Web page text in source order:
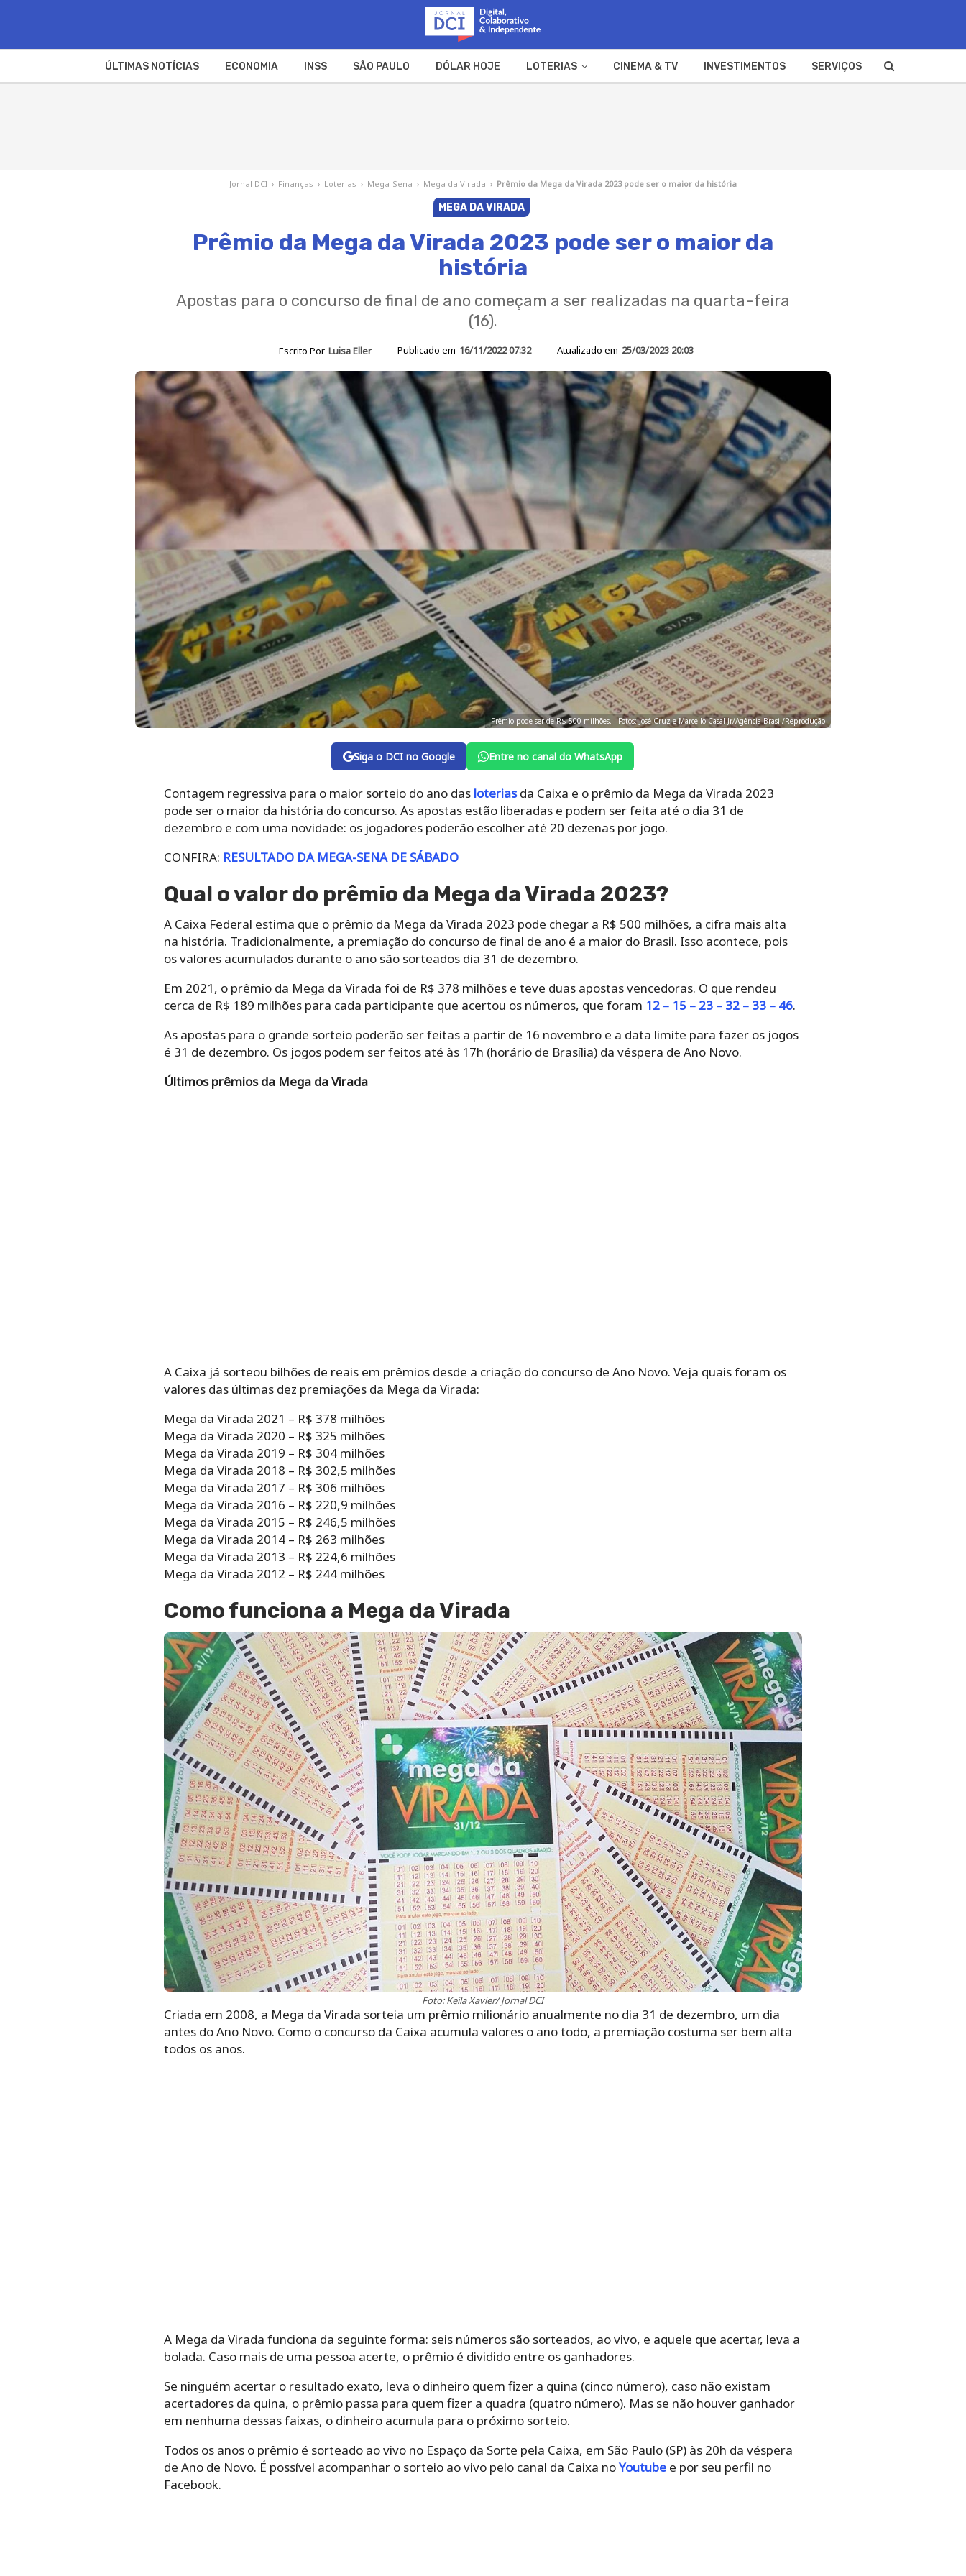
ÚLTIMAS NOTÍCIAS ECONOMIA INSS SÃO PAULO DÓLAR HOJE LOTERIAS CINEMA & TV INVESTIMENTOS SERVIÇOS
Jornal DCI › Finanças › Loterias › Mega-Sena › Mega da Virada › Prêmio da Mega da Virada 2023 pode ser o maior da história
MEGA DA VIRADA
Prêmio da Mega da Virada 2023 pode ser o maior da
história
Apostas para o concurso de final de ano começam a ser realizadas na quarta-feira
(16).
Escrito Por Luisa Eller Publicado em 16/11/2022 07:32 Atualizado em 25/03/2023 20:03
Prêmio pode ser de R$ 500 milhões. - Fotos: José Cruz e Marcello Casal Jr/Agência Brasil/Reprodução
Siga o DCI no Google Entre no canal do WhatsApp
Contagem regressiva para o maior sorteio do ano das loteriasda Caixa e o prêmio da Mega da Virada 2023
pode ser o maior da história do concurso. As apostas estão liberadas e podem ser feita até o dia 31 de
dezembro e com uma novidade: os jogadores poderão escolher até 20 dezenas por jogo.
CONFIRA: RESULTADO DA MEGA-SENA DE SÁBADO
Qual o valor do prêmio da Mega da Virada 2023?
A Caixa Federal estima que o prêmio da Mega da Virada 2023 pode chegar a R$ 500 milhões, a cifra mais alta
na história. Tradicionalmente, a premiação do concurso de final de ano é a maior do Brasil. Isso acontece, pois
os valores acumulados durante o ano são sorteados dia 31 de dezembro.
Em 2021, o prêmio da Mega da Virada foi de R$ 378 milhões e teve duas apostas vencedoras. O que rendeu
cerca de R$ 189 milhões para cada participante que acertou os números, que foram 12 – 15 – 23 – 32 – 33 – 46.
As apostas para o grande sorteio poderão ser feitas a partir de 16 novembro e a data limite para fazer os jogos
é 31 de dezembro. Os jogos podem ser feitos até às 17h (horário de Brasília) da véspera de Ano Novo.
Últimos prêmios da Mega da Virada
A Caixa já sorteou bilhões de reais em prêmios desde a criação do concurso de Ano Novo. Veja quais foram os
valores das últimas dez premiações da Mega da Virada:
Mega da Virada 2021 – R$ 378 milhões
Mega da Virada 2020 – R$ 325 milhões
Mega da Virada 2019 – R$ 304 milhões
Mega da Virada 2018 – R$ 302,5 milhões
Mega da Virada 2017 – R$ 306 milhões
Mega da Virada 2016 – R$ 220,9 milhões
Mega da Virada 2015 – R$ 246,5 milhões
Mega da Virada 2014 – R$ 263 milhões
Mega da Virada 2013 – R$ 224,6 milhões
Mega da Virada 2012 – R$ 244 milhões
Como funciona a Mega da Virada
Foto: Keila Xavier/ Jornal DCI
Criada em 2008, a Mega da Virada sorteia um prêmio milionário anualmente no dia 31 de dezembro, um dia
antes do Ano Novo. Como o concurso da Caixa acumula valores o ano todo, a premiação costuma ser bem alta
todos os anos.
A Mega da Virada funciona da seguinte forma: seis números são sorteados, ao vivo, e aquele que acertar, leva a
bolada. Caso mais de uma pessoa acerte, o prêmio é dividido entre os ganhadores.
Se ninguém acertar o resultado exato, leva o dinheiro quem fizer a quina (cinco número), caso não existam
acertadores da quina, o prêmio passa para quem fizer a quadra (quatro número). Mas se não houver ganhador
em nenhuma dessas faixas, o dinheiro acumula para o próximo sorteio.
Todos os anos o prêmio é sorteado ao vivo no Espaço da Sorte pela Caixa, em São Paulo (SP) às 20h da véspera
de Ano de Novo. É possível acompanhar o sorteio ao vivo pelo canal da Caixa noYoutubee por seu perfil no
Facebook.